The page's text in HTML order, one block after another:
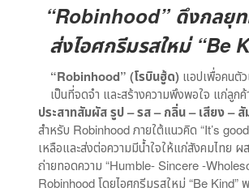
“Robinhood” ดึงกลยุ
ส่งไอศกรีมรสใหม่
“Robinhood” (โรบินฮู้ด) แอปเพื่อคนตั
เป็นที่จดจำ และสร้างความพึงพอใจ แก่ลูกค้
ประสาทสัมผัส รูป – รส – กลิ่น – เสียง –
สำหรับ Robinhood ภายใต้แนวคิด “It’s
เหลือและส่งต่อความมีน้ำใจให้แก่สังคมไทย
ถ่ายทอดความ “Humble- Sincere -
Robinhood โดยไอศกรีมรสใหม่ “Be